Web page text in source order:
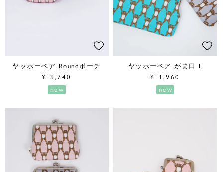
ヤッホーベア Roundポーチ
¥ 3,740
new
ヤッホーベア がま口 L
¥ 3,960
new